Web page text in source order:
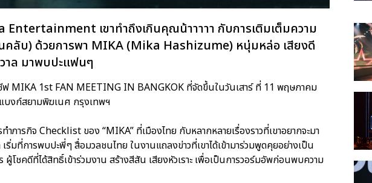
Entertainment เขาทำถึงเกินคุณน้าาาาา กับการเติมเต็มความ
คลับ) ด้วยการพา MIKA (Mika Hashizume) หนุ่มหล่อ เสียงดี
าล มาพบปะแฟนๆ
MIKA 1st FAN MEETING IN BANGKOK ที่จัดขึ้นในวันเสาร์ ที่ 11 พฤษภาคม
บงก์สยามพิฆเนศ กรุงเทพฯ
ำภารกิจ Checklist ของ “MIKA” ที่เมืองไทย กับหลากหลายเรื่องราวที่เขาอยากจะมา
มที่การพบปะพี่ๆ สื่อมวลชนไทย ในงานแถลงข่าวที่เขาได้เข้ามาร่วมพูดคุยอย่างเป็น
โชคดีที่ได้สิทธิ์เข้าร่วมงาน สร้างสีสัน เสียงหัวเราะ เพื่อเป็นการวอร์มอัพก่อนพบความ